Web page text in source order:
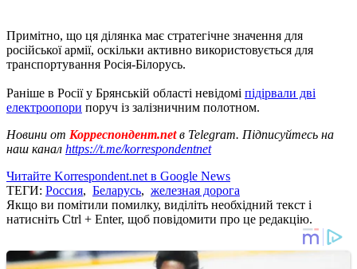
Примітно, що ця ділянка має стратегічне значення для
російської армії, оскільки активно використовується для
транспортування Росія-Білорусь.
Раніше в Росії у Брянській області невідомі підірвали дві
електроопори поруч із залізничним полотном.
Новини от Корреспондент.netв Telegram. Підписуйтесь на
наш канал https://t.me/korrespondentnet
Читайте Korrespondent.net в Google News
ТЕГИ: Россия, Беларусь, железная дорога
Якщо ви помітили помилку, виділіть необхідний текст і
натисніть Ctrl + Enter, щоб повідомити про це редакцію.